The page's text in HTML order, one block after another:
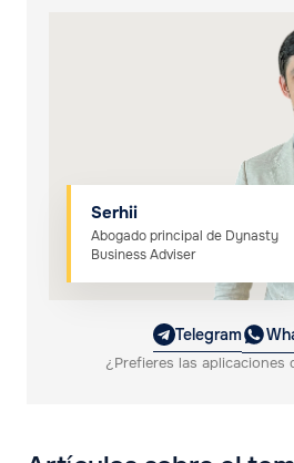
Telegram
¿Prefieres las aplicaciones
Serhii
Abogado principal de Dynasty
Business Adviser